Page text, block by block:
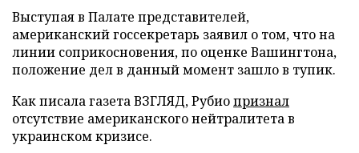
Выступая в Палате представителей,
американский госсекретарь заявил о том, что на
линии соприкосновения, по оценке Вашингтона,
положение дел в данный момент зашло в тупик.
Как писала газета ВЗГЛЯД, Рубиопризнал
отсутствие американского нейтралитета в
украинском кризисе.